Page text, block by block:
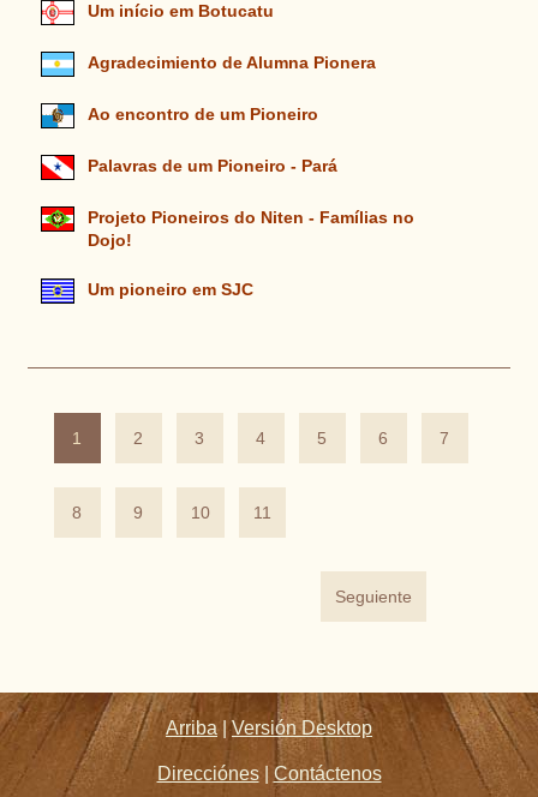
Um início em Botucatu
Agradecimiento de Alumna Pionera
Ao encontro de um Pioneiro
Palavras de um Pioneiro - Pará
Projeto Pioneiros do Niten - Famílias no
Dojo!
Um pioneiro em SJC
1 2 3 4 5 6 7
8 9 10 11
Seguiente
Arriba |Versión Desktop
Direcciónes| Contáctenos